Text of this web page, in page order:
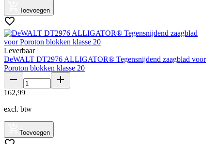
Toevoegen
Leverbaar
DeWALT DT2976 ALLIGATOR® Tegensnijdend zaagblad voor
Poroton blokken klasse 20
162,99
excl. btw
Toevoegen